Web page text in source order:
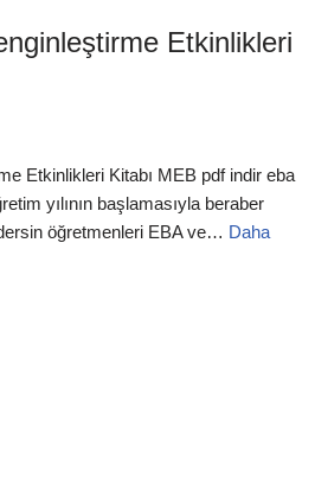
Etkinlikleri
Etkinlikleri Kitabı MEB pdf indir eba
yılının başlamasıyla beraber
öğretmenleri EBA ve… Daha